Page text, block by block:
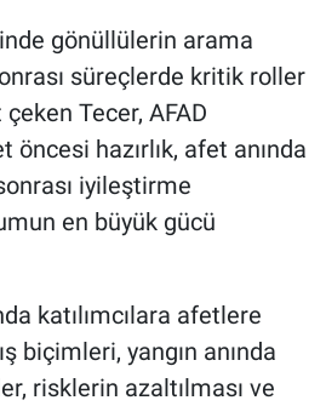
gönüllülerin arama
süreçlerde kritik roller
Tecer, AFAD
hazırlık, afet anında
iyileştirme
en büyük gücü
katılımcılara afetlere
biçimleri, yangın anında
risklerin azaltılması ve